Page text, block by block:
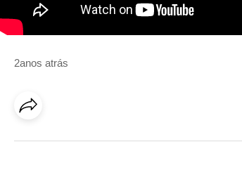
2anos atrás